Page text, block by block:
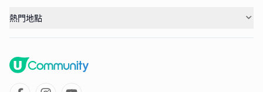
熱門地點